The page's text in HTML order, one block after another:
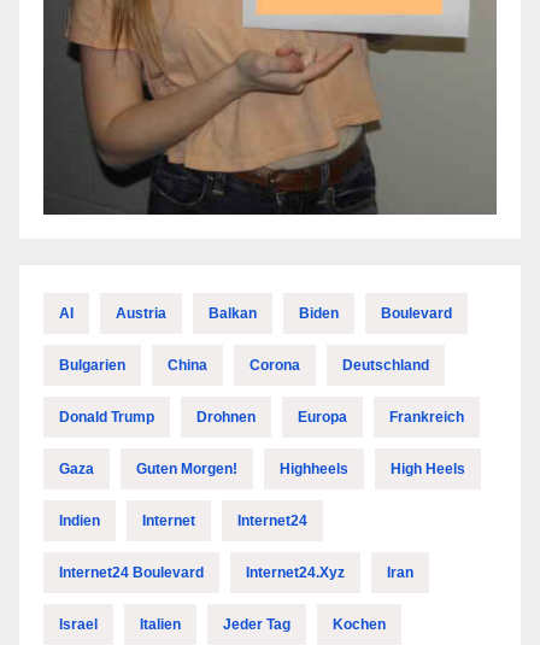
AI Austria Balkan Biden Boulevard
Bulgarien China Corona Deutschland
Donald Trump Drohnen Europa Frankreich
Gaza Guten Morgen! Highheels High Heels
Indien Internet Internet24
Internet24 Boulevard Internet24.xyz Iran
Israel Italien Jeder Tag Kochen